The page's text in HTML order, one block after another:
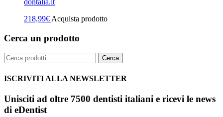
dontalia.it
218,99€ Acquista prodotto
Cerca un prodotto
Cerca: Cerca
ISCRIVITI ALLA NEWSLETTER
Unisciti ad oltre 7500 dentisti italiani e ricevi le news
di eDentist